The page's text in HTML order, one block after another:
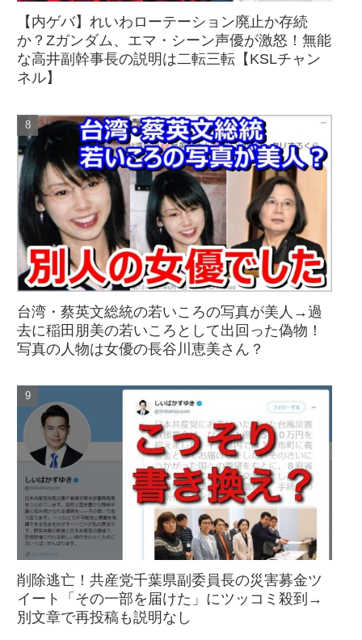
【内ゲバ】れいわローテーション廃止か存続
か？Zガンダム、エマ・シーン声優が激怒！無能
な高井副幹事長の説明は二転三転【KSLチャン
ネル】
台湾・蔡英文総統の若いころの写真が美人→過
去に稲田朋美の若いころとして出回った偽物！
写真の人物は女優の長谷川恵美さん？
削除逃亡！共産党千葉県副委員長の災害募金ツ
イート「その一部を届けた」にツッコミ殺到→
別文章で再投稿も説明なし